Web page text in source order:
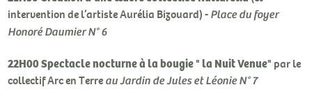
intervention de l’artiste Aurélia Bizouard) - Place du foyer
Honoré Daumier N° 6
22H00Spectacle nocturne à la bougie " la Nuit Venue" par le
collectif Arc en Terre au Jardin de Jules et Léonie N° 7